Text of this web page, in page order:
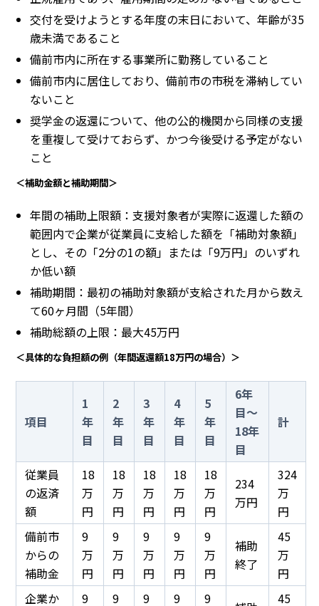
交付を受けようとする年度の末日において、年齢が35
歳未満であること
備前市内に所在する事業所に勤務していること
備前市内に居住しており、備前市の市税を滞納してい
ないこと
奨学金の返還について、他の公的機関から同様の支援
を重複して受けておらず、かつ今後受ける予定がない
こと
＜補助金額と補助期間＞
年間の補助上限額：支援対象者が実際に返還した額の
範囲内で企業が従業員に支給した額を「補助対象額」
とし、その「2分の1の額」または「9万円」のいずれ
か低い額
補助期間：最初の補助対象額が支給された月から数え
て60ヶ月間（5年間）
補助総額の上限：最大45万円
＜具体的な負担額の例（年間返還額18万円の場合）＞
項目
1
年
目
2
年
目
3
年
目
4
年
目
5
年
目
6年
目～
18年
目
計
従業員
の返済
額
18
万
円
18
万
円
18
万
円
18
万
円
18
万
円
234
万円
324
万
円
備前市
からの
補助金
9
万
円
9
万
円
9
万
円
9
万
円
9
万
円
補助
終了
45
万
円
企業か
9 9 9 9 9 45